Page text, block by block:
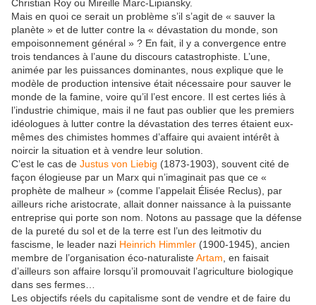
Christian Roy ou Mireille Marc-Lipiansky.
Mais en quoi ce serait un problème s’il s’agit de « sauver la
planète » et de lutter contre la « dévastation du monde, son
empoisonnement général » ? En fait, il y a convergence entre
trois tendances à l’aune du discours catastrophiste. L’une,
animée par les puissances dominantes, nous explique que le
modèle de production intensive était nécessaire pour sauver le
monde de la famine, voire qu’il l’est encore. Il est certes liés à
l’industrie chimique, mais il ne faut pas oublier que les premiers
idéologues à lutter contre la dévastation des terres étaient eux-
mêmes des chimistes hommes d’affaire qui avaient intérêt à
noircir la situation et à vendre leur solution.
C’est le cas de Justus von Liebig (1873-1903), souvent cité de
façon élogieuse par un Marx qui n’imaginait pas que ce «
prophète de malheur » (comme l’appelait Élisée Reclus), par
ailleurs riche aristocrate, allait donner naissance à la puissante
entreprise qui porte son nom. Notons au passage que la défense
de la pureté du sol et de la terre est l’un des leitmotiv du
fascisme, le leader nazi Heinrich Himmler (1900-1945), ancien
membre de l’organisation éco-naturalisteArtam , en faisait
d’ailleurs son affaire lorsqu’il promouvait l’agriculture biologique
dans ses fermes…
Les objectifs réels du capitalisme sont de vendre et de faire du